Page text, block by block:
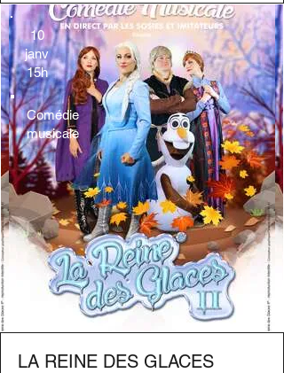
10
janv
15h
Comédie
musicale
LA REINE DES GLACES